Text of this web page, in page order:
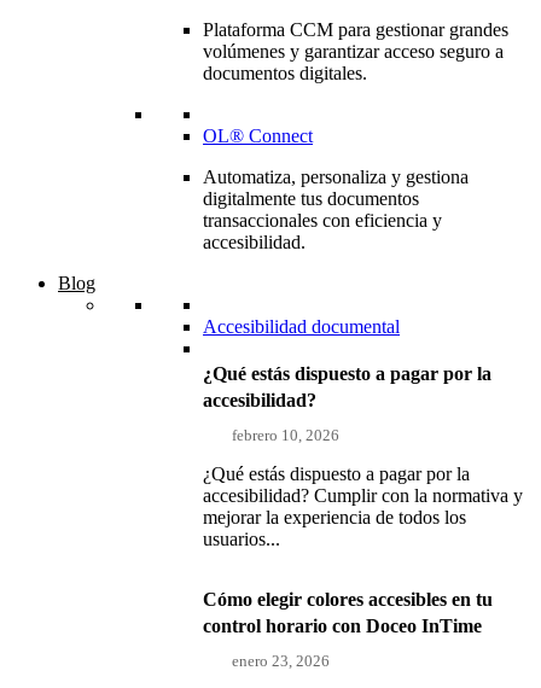
Plataforma CCM para gestionar grandes
volúmenes y garantizar acceso seguro a
documentos digitales.
OL® Connect
Automatiza, personaliza y gestiona
digitalmente tus documentos
transaccionales con eficiencia y
accesibilidad.
Blog
Accesibilidad documental
¿Qué estás dispuesto a pagar por la
accesibilidad?
febrero 10, 2026
¿Qué estás dispuesto a pagar por la
accesibilidad? Cumplir con la normativa y
mejorar la experiencia de todos los
usuarios...
Cómo elegir colores accesibles en tu
control horario con Doceo InTime
enero 23, 2026